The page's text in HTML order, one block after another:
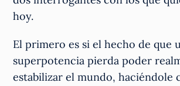
hoy.
El primero es si el hecho de que
superpotencia pierda poder
estabilizar el mundo, haciéndole